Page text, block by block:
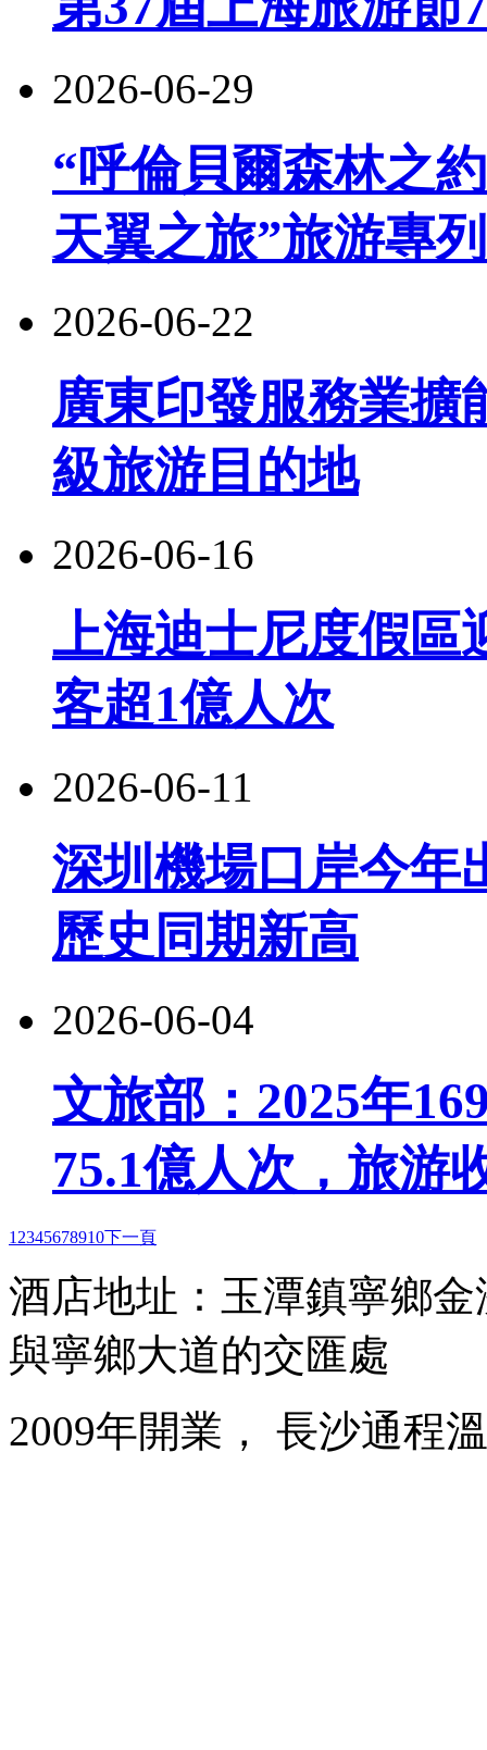
2026-06-29
“呼倫貝爾森林之
天翼之旅”旅游專
2026-06-22
廣東印發服務業擴
級旅游目的地
2026-06-16
上海迪士尼度假區
客超1億人次
2026-06-11
深圳機場口岸今年
歷史同期新高
2026-06-04
文旅部：2025年
75.1億人次，旅游
1 2345678910下一頁
酒店地址：玉潭鎮寧鄉
與寧鄉大道的交匯處
2009年開業， 長沙通